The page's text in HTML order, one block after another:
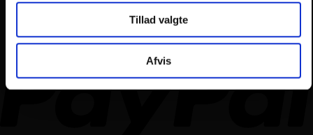
Tillad valgte
Afvis